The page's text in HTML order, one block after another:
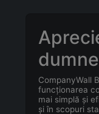
CompanyWall
funcționarea
mai simplă și
și în scopuri